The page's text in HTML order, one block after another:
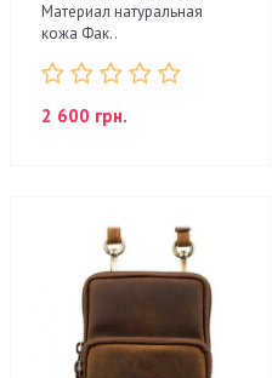
Материал натуральная
кожа Фак..
2 600 грн.